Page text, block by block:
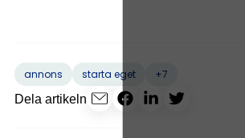
annons starta eget
+7
Dela artikeln